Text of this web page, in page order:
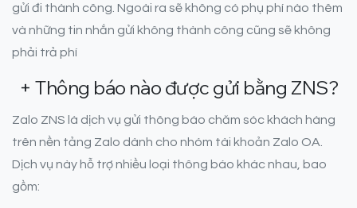
gửi đi thành công. Ngoài ra sẽ không có phụ phí nào thêm
và những tin nhắn gửi không thành công cũng sẽ không
phải trả phí
+ Thông báo nào được gửi bằng ZNS?
Zalo ZNS là dịch vụ gửi thông báo chăm sóc khách hàng
trên nền tảng Zalo dành cho nhóm tài khoản Zalo OA.
Dịch vụ này hỗ trợ nhiều loại thông báo khác nhau, bao
gồm: